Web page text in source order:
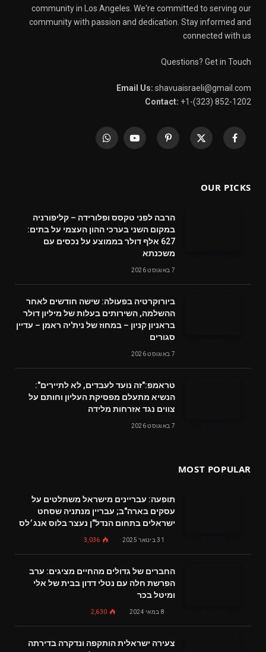
community in Los Angeles. We're committed to serving our
community with passion and dedication. Stay informed and
connected with us
Questions? Get in Touch
Email Us: shavuaisraeli@gmail.com
Contact: +1-(323) 852-1202
Facebook
X
Pinterest
YouTube
WhatsApp
OUR PICKS
הרבה לפני טקסס ופלורידה – קליפורניה
במקום השני בערכי ההון העצמי על בתים:
627 אלף דולר בממוצע על נכסים עם
משכנתא
7 באוגוסט 2026
ביורוקרטיה בפעולה: שישה חודשים לאחר
ההשלמה, השירותים בעלות של מיליון דולר
בראניון קניון – במחוז של נית'יה ראמן – עדיין
סגורים
7 באוגוסט 2026
טראמפ:"זה נועד לעבדים, לא לתיירים":
הנשיא מתעלם מפסיקת העליון וחותם על
צווים נגד אזרחות מלידה
7 באוגוסט 2026
MOST POPULAR
תופעה: עבריינים מישראל משתלטים על
עסקים בארה"ב; עבריין מנתניה שסחט
ישראלים בתחום הנדל"ן נעצר בלוס אנג׳לס
31 בינואר 2025 3,036
החברים של גדולים מהחיים מציגים: ערב
הפרשת חלה עם נטלי דדון בבית של אלי
ומיטל בכר
8 במאי 2024 2,630
צעירה ישראלית הותקפה ונדקרה בדירתה